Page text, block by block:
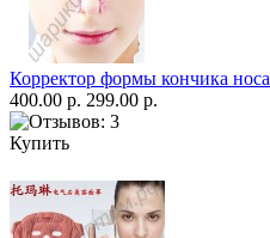
Корректор формы кончика носа
400.00 р. 299.00 р.
Купить